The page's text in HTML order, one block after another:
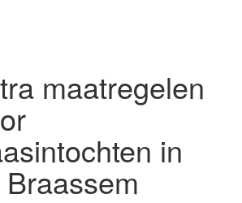
maatregelen
in